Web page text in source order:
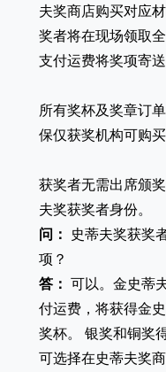
夫奖商店购买对应
奖者将在现场领取
支付运费将奖项寄
所有奖杯及奖章订
保仅获奖机构可购买
获奖者无需出席颁
夫奖获奖者身份。
问： 史蒂夫奖获奖
项？
答： 可以。金史蒂
付运费，将获得金
奖杯。 银奖和铜奖
可选择在史蒂夫奖